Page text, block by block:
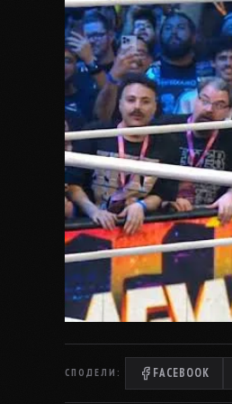
СПОДЕЛИ: FACEBOOK